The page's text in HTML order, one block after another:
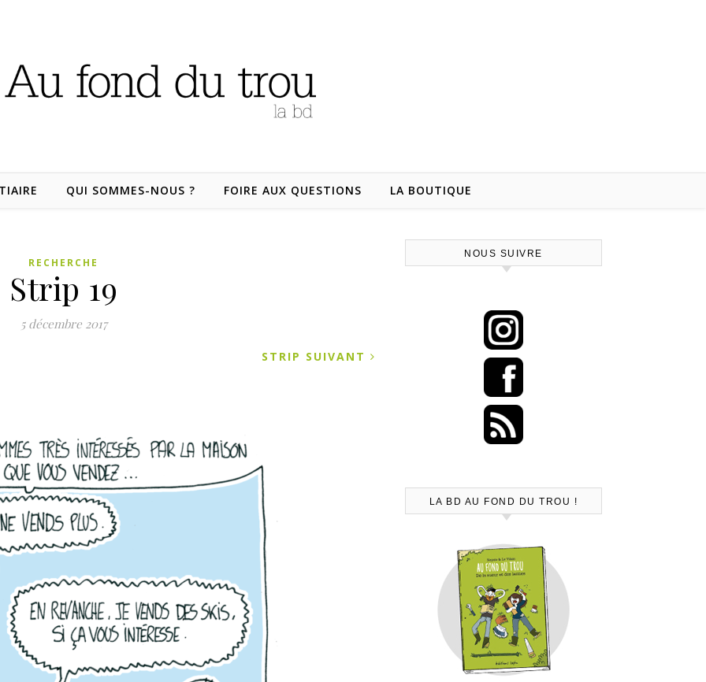
QUI SOMMES-NOUS ? FOIRE AUX QUESTIONS LA BOUTIQUE
RECHERCHE
Strip 19
5 décembre 2017
STRIP SUIVANT
NOUS SUIVRE
LA BD AU FOND DU TROU !